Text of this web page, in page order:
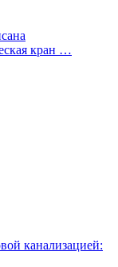
кран …
канализацией: